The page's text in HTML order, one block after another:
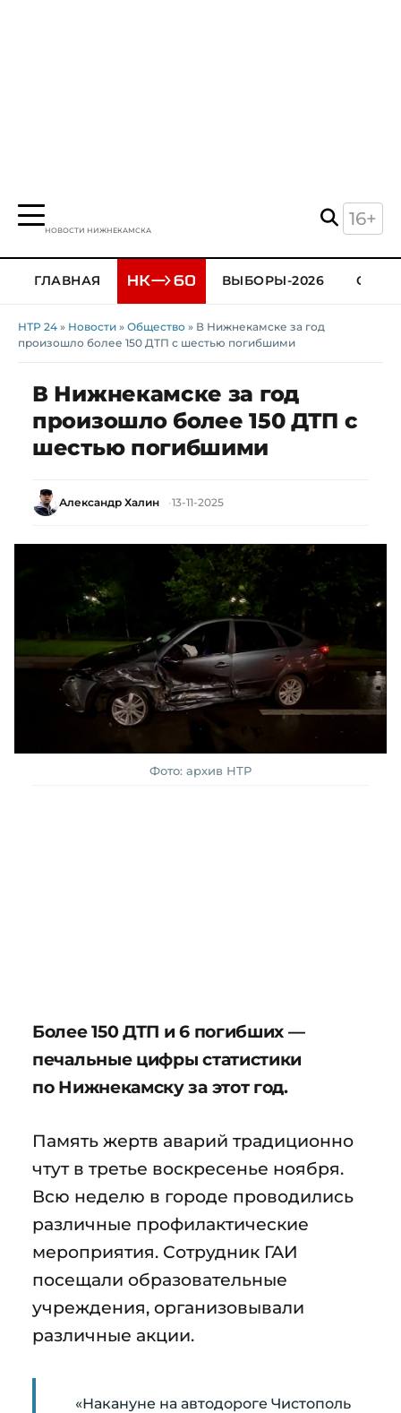
НОВОСТИ НИЖНЕКАМСКА
16+
ГЛАВНАЯ ВЫБОРЫ-2026
НТР 24 » Новости » Общество » В Нижнекамске за год
произошло более 150 ДТП с шестью погибшими
В Нижнекамске за год
произошло более 150 ДТП с
шестью погибшими
Александр Халин 13-11-2025
Фото: архив НТР
Более 150 ДТП и 6 погибших —
печальные цифры статистики
по Нижнекамску за этот год.
Память жертв аварий традиционно
чтут в третье воскресенье ноября.
Всю неделю в городе проводились
различные профилактические
мероприятия. Сотрудник ГАИ
посещали образовательные
учреждения, организовывали
различные акции.
«Накануне на автодороге Чистополь